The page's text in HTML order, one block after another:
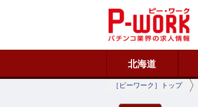
北海道
［ピーワーク］トップ